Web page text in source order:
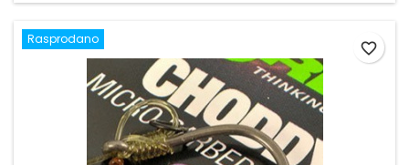
Rasprodano
favorite_border